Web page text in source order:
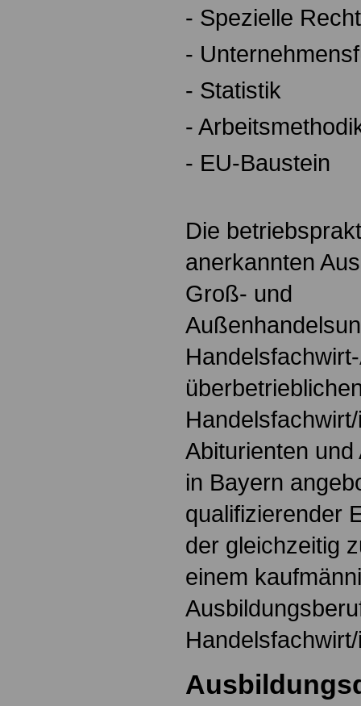
- Spezielle
-
- Statistik
-
- EU-Baustein
Die
anerkannten
Groß- und
Abiturienten
in Bayern
qualifizierender
der gleichzeitig
einem